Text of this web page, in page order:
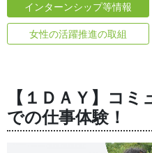
インターンシップ等情報
女性の活躍推進の取組
【１ＤＡＹ】コ
での仕事体験！